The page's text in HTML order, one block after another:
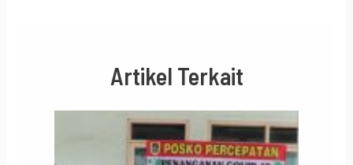
Artikel Terkait